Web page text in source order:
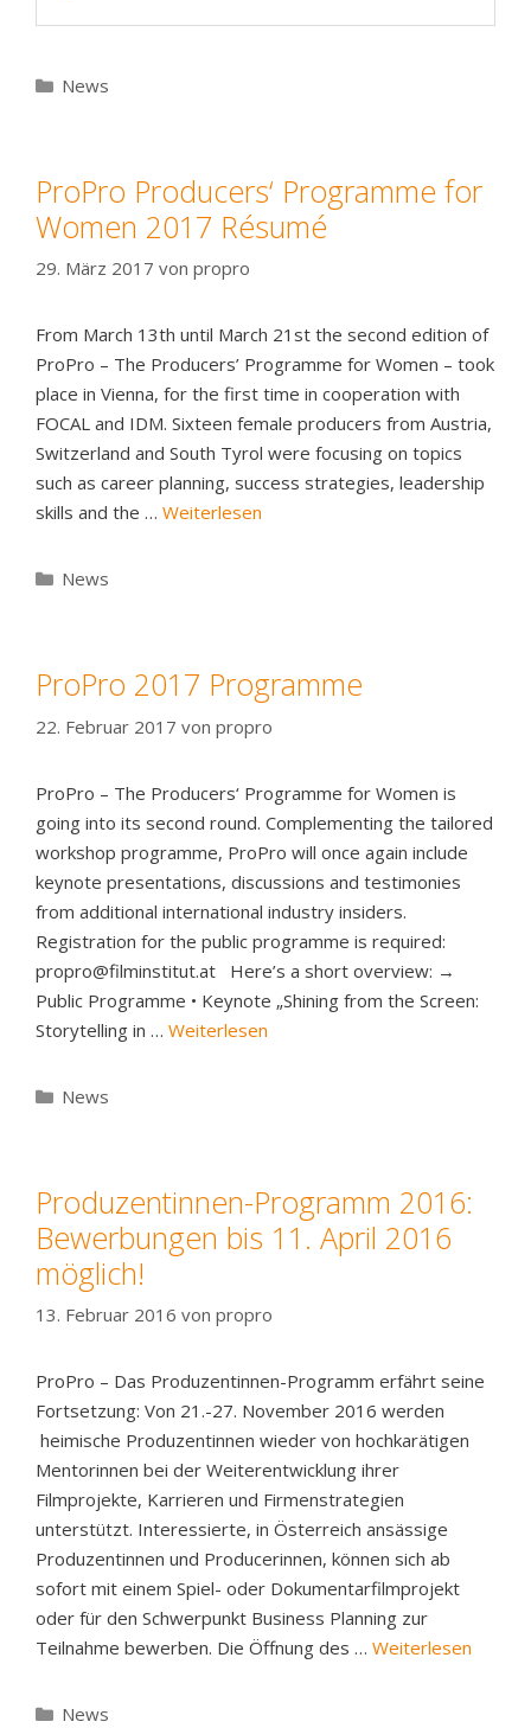
Kategorien
News
ProPro Producers‘ Programme for
Women 2017 Résumé
29. März 2017 von propro
From March 13th until March 21st the second edition of
ProPro – The Producers’ Programme for Women – took
place in Vienna, for the first time in cooperation with
FOCAL and IDM. Sixteen female producers from Austria,
Switzerland and South Tyrol were focusing on topics
such as career planning, success strategies, leadership
skills and the … Weiterlesen
Kategorien
News
ProPro 2017 Programme
22. Februar 2017 von propro
ProPro – The Producers‘ Programme for Women is
going into its second round. Complementing the tailored
workshop programme, ProPro will once again include
keynote presentations, discussions and testimonies
from additional international industry insiders.
Registration for the public programme is required:
propro@filminstitut.at Here’s a short overview: →
Public Programme • Keynote „Shining from the Screen:
Storytelling in … Weiterlesen
Kategorien
News
Produzentinnen-Programm 2016:
Bewerbungen bis 11. April 2016
möglich!
13. Februar 2016 von propro
ProPro – Das Produzentinnen-Programm erfährt seine
Fortsetzung: Von 21.-27. November 2016 werden
heimische Produzentinnen wieder von hochkarätigen
Mentorinnen bei der Weiterentwicklung ihrer
Filmprojekte, Karrieren und Firmenstrategien
unterstützt. Interessierte, in Österreich ansässige
Produzentinnen und Producerinnen, können sich ab
sofort mit einem Spiel- oder Dokumentarfilmprojekt
oder für den Schwerpunkt Business Planning zur
Teilnahme bewerben. Die Öffnung des … Weiterlesen
Kategorien
News